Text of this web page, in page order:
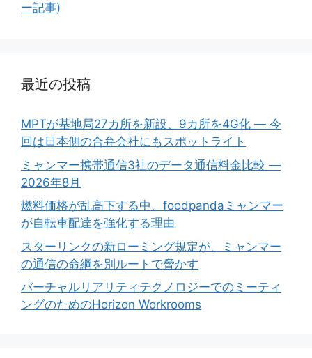
ー記事)
最近の投稿
MPTが基地局27カ所を新設、9カ所を4G化 ― 今
回は日本側の合弁会社にもスポットライト
ミャンマー携帯通信3社のデータ通信料金比較 ―
2026年8月
燃料価格が乱高下する中、foodpandaミャンマー
が自転車配達を強化する理由
スターリンクの新ローミング規定が、ミャンマー
の通信の命綱を別ルートで脅かす
バーチャルリアリティテクノロジーでのミーティ
ングのためのHorizon Workrooms